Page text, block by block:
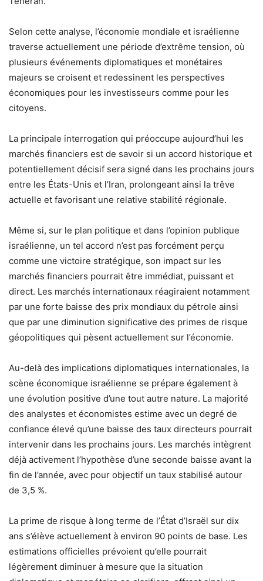
Selon cette analyse, l’économie mondiale et israélienne
traverse actuellement une période d’extrême tension, où
plusieurs événements diplomatiques et monétaires
majeurs se croisent et redessinent les perspectives
économiques pour les investisseurs comme pour les
citoyens.
La principale interrogation qui préoccupe aujourd’hui les
marchés financiers est de savoir si un accord historique et
potentiellement décisif sera signé dans les prochains jours
entre les États-Unis et l’Iran, prolongeant ainsi la trêve
actuelle et favorisant une relative stabilité régionale.
Même si, sur le plan politique et dans l’opinion publique
israélienne, un tel accord n’est pas forcément perçu
comme une victoire stratégique, son impact sur les
marchés financiers pourrait être immédiat, puissant et
direct. Les marchés internationaux réagiraient notamment
par une forte baisse des prix mondiaux du pétrole ainsi
que par une diminution significative des primes de risque
géopolitiques qui pèsent actuellement sur l’économie.
Au-delà des implications diplomatiques internationales, la
scène économique israélienne se prépare également à
une évolution positive d’une tout autre nature. La majorité
des analystes et économistes estime avec un degré de
confiance élevé qu’une baisse des taux directeurs pourrait
intervenir dans les prochains jours. Les marchés intègrent
déjà activement l’hypothèse d’une seconde baisse avant la
fin de l’année, avec pour objectif un taux stabilisé autour
de 3,5 %.
La prime de risque à long terme de l’État d’Israël sur dix
ans s’élève actuellement à environ 90 points de base. Les
estimations officielles prévoient qu’elle pourrait
légèrement diminuer à mesure que la situation